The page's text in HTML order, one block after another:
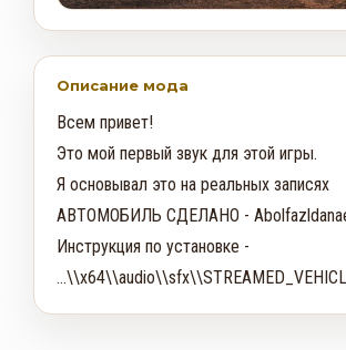
Описание мода
Всем привет!
Это мой первый звук для этой игры.
Я основывал это на реальных записях
АВТОМОБИЛЬ СДЕЛАНО -
Инструкция по установке -